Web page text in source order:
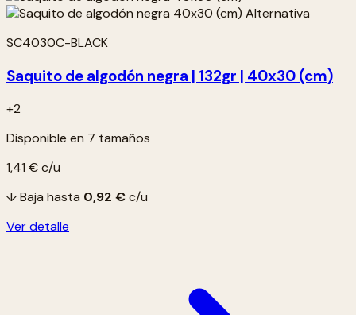
SC4030C-BLACK
Saquito de algodón negra | 132gr | 40x30 (cm)
+2
Disponible en 7 tamaños
1,41 €c/u
↓ Baja hasta 0,92 €c/u
Ver detalle